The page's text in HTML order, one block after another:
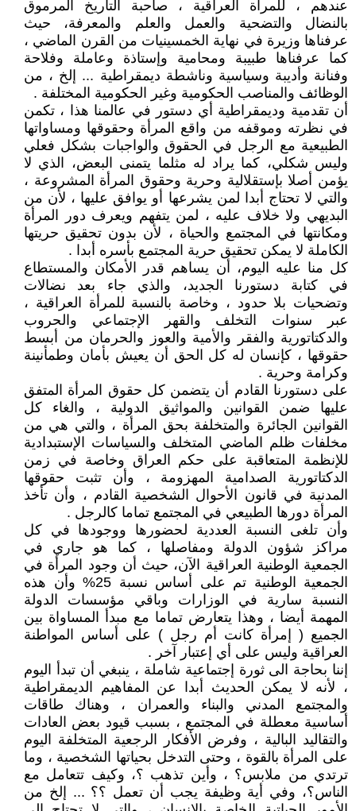
عندهم ، للمرأة العراقية ، صاحبة التاريخ المرموق
بالنضال والتضحية والعمل والعلم والمعرفة، حيث
عرفناها وزيرة في نهاية الخمسينيات من القرن الماضي ،
كما عرفناها طبيبة ومحامية وإستاذة وعاملة وفلاحة
وفنانة وأديبة وسياسية وناشطة ديمقراطية ... إلخ ، من
الوظائف والمناصب الحكومية وغير الحكومية المختلفة .
أن تقدمية وديمقراطية أي دستور في عالمنا هذا ، تكمن
في نظرته وموقفه من واقع المرأة وحقوقها ومساواتها
الطبيعية مع الرجل في الحقوق والواجبات بشكل فعلي
وليس شكلي، كما يراد له مثلما يتمنى البعض، الذي لا
يؤمن أصلا بإستقلالية وحرية وحقوق المرأة المشروعة ،
والتي لا تحتاج أبدا لمن يشرعها أو يوافق عليها ، لأن من
البديهي ولا خلاف عليه ، لمن يتفهم ويعرف دور المرأة
ومكانتها في المجتمع والحياة ، لأن بدون تحقيق حريتها
الكاملة لا يمكن تحقيق حرية المجتمع بأسره أبدا .
كل منا عليه اليوم، أن يساهم قدر الأمكان والمستطاع
في كتابة دستورنا الجديد، والذي جاء بعد نضالات
وتضحيات بلا حدود ، وخاصة بالنسبة للمرأة العراقية ،
عبر سنوات التخلف والقهر الإجتماعي والحروب
والدكتاتورية والفقر والأمية والعوز والحرمان من أبسط
حقوقها ، كإنسان له كل الحق أن يعيش بأمان وطمأنينة
وكرامة وحرية .
على دستورنا القادم أن يتضمن كل حقوق المرأة المتفق
عليها ضمن القوانين والمواثيق الدولية ، والغاء كل
القوانين الجائرة والمتخلفة بحق المرأة ، والتي هي من
مخلفات ظلم الماضي المتخلف والسياسات الإستبدادية
للإنظمة المتعاقبة على حكم العراق وخاصة في زمن
الدكتاتورية الصدامية المهزومة ، وأن تثبت حقوقها
المدنية في قانون الأحوال الشخصية القادم ، وأن تأخذ
المرأة دورها الطبيعي في المجتمع تماما كالرجل .
وأن تلغى النسبة العددية لحضورها ووجودها في كل
مراكز شؤون الدولة ومفاصلها ، كما هو جاري في
الجمعية الوطنية العراقية الآن، حيث أن وجود المرأة في
الجمعية الوطنية تم على أساس نسبة 25% وأن هذه
النسبة سارية في الوزارات وباقي مؤسسات الدولة
المهمة أيضا ، وهذا يتعارض تماما مع مبدأ المساواة بين
الجميع ( إمرأة كانت أم رجل ) على أساس المواطنة
العراقية وليس على أي إعتبار آخر .
إننا بحاجة الى ثورة إجتماعية شاملة ، ينبغي أن تبدأ اليوم
، لأنه لا يمكن الحديث أبدا عن المفاهيم الديمقراطية
والمجتمع المدني والبناء والعمران ، وهناك طاقات
أساسية معطلة في المجتمع ، بسبب قيود بعض العادات
والتقاليد البالية ، وفرض الأفكار الرجعية المتخلفة اليوم
على المرأة بالقوة ، وحتى التدخل بحياتها الشخصية ، وما
ترتدي من ملابس؟ ، وأين تذهب ؟، وكيف تتعامل مع
الناس؟، وفي أية وظيفة يجب أن تعمل ؟؟ ... إلخ من